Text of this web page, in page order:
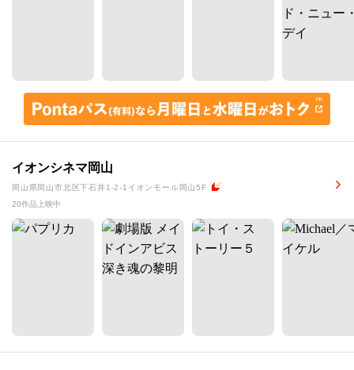
イオンシネマ岡山
岡山県岡山市北区下石井1-2-1イオンモール岡山5F
20作品上映中